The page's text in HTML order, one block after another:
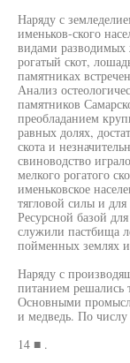
Наряду с
именьков-ского
видами
рогатый скот,
памятниках
Анализ
памятников
преобладанием
равных долях,
скота и
свиноводство
мелкого рогатого
именьковское
тягловой силы и
Ресурсной базой
служили пастбища
пойменных землях
Наряду с
питанием решались
Основными
и медведь. По числу
14 ■ .